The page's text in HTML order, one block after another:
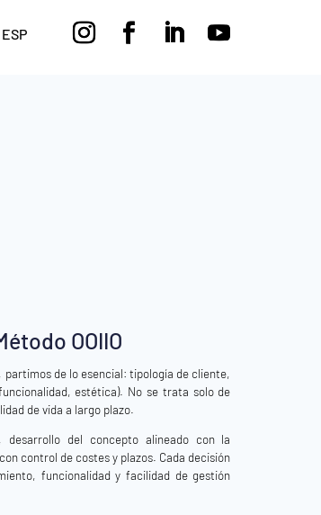
ESP
OOIIO
, partimos de lo esencial: tipología de cliente,
estética). No se trata solo de
de vida a largo plazo.
desarrollo del concepto alineado con la
control de costes y plazos. Cada decisión
funcionalidad y facilidad de gestión